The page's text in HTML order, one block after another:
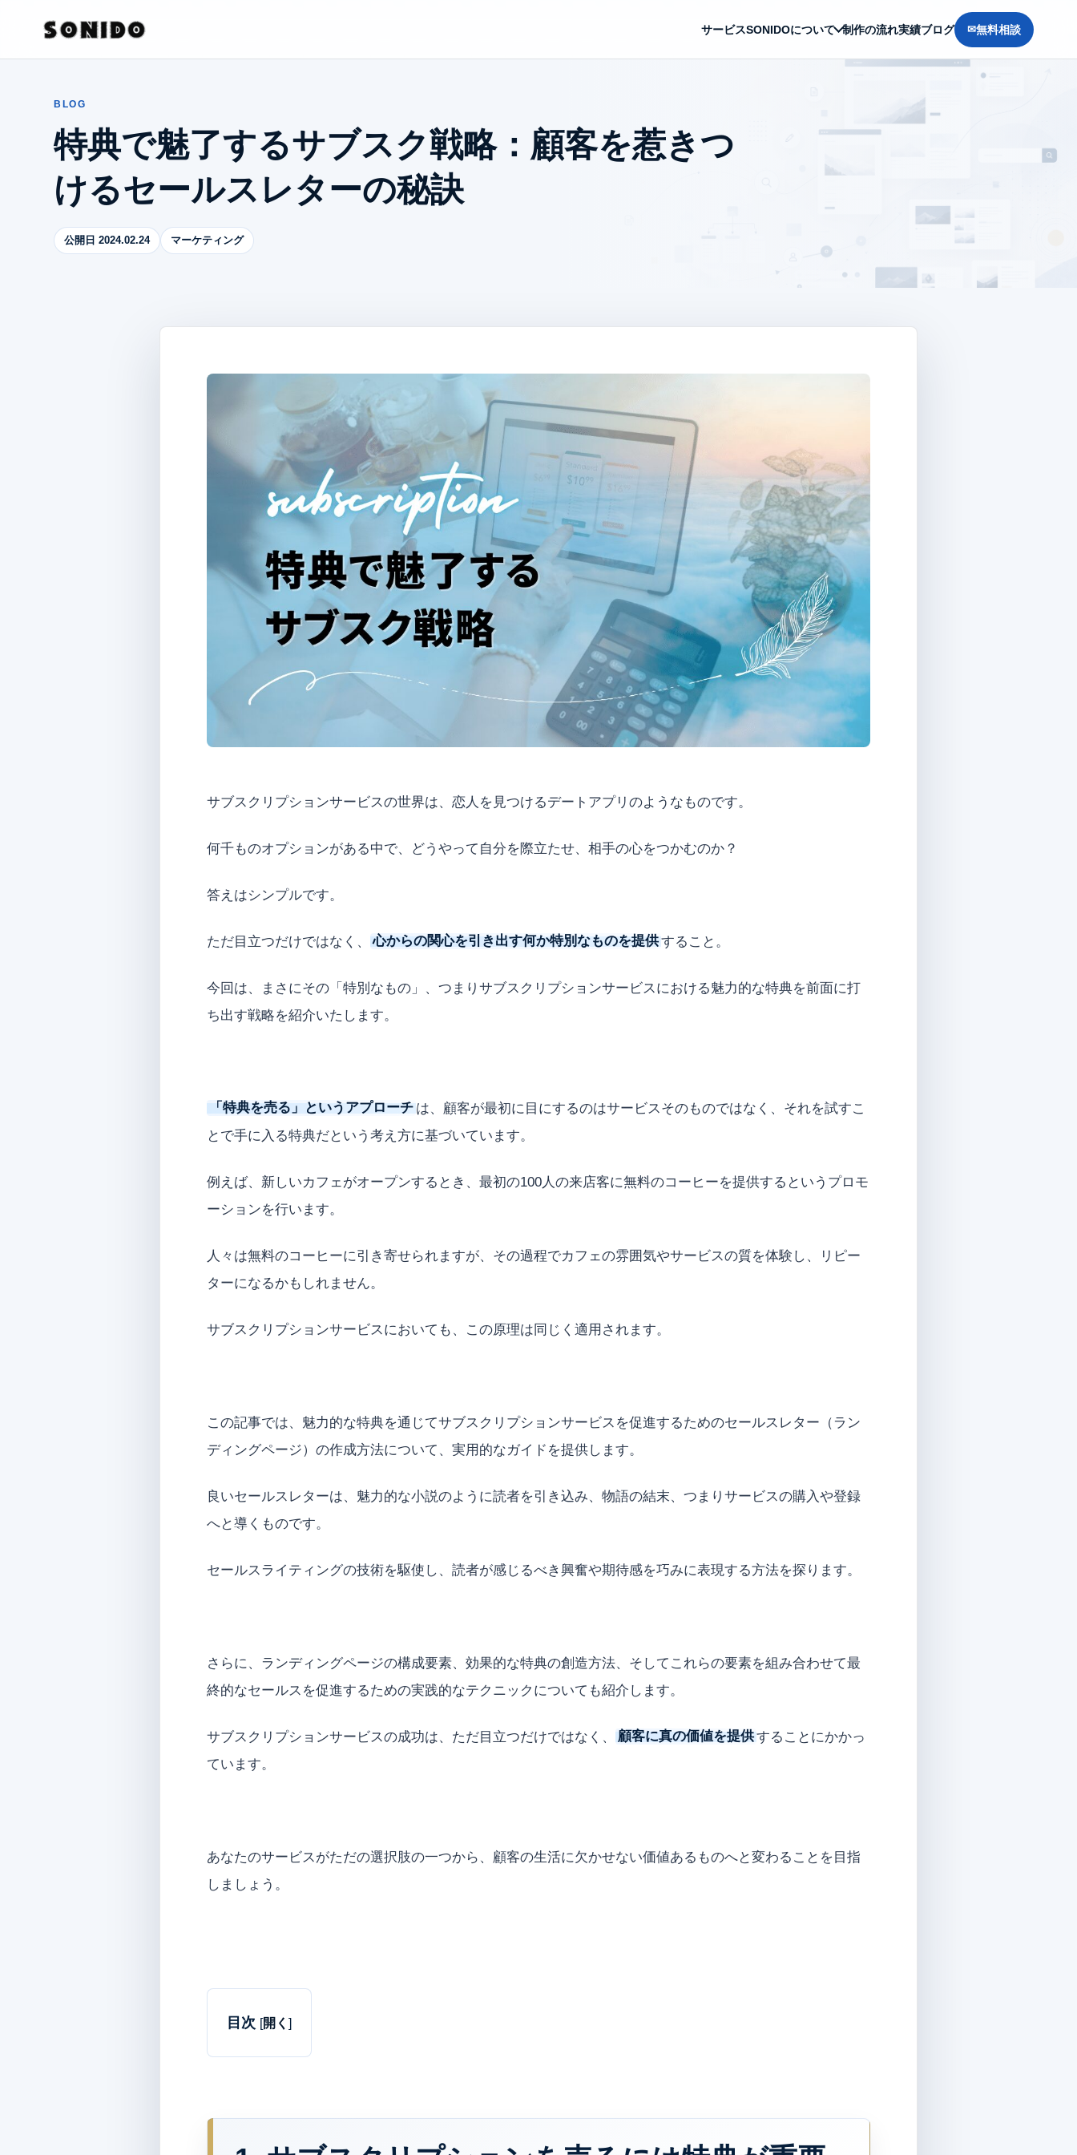
サービスSONIDOについて 制作の流れ実績ブログ 無料相談
BLOG
特典で魅了するサブスク戦略：顧客を惹きつ
けるセールスレターの秘訣
公開日 2024.02.24 マーケティング
サブスクリプションサービスの世界は、恋人を見つけるデートアプリのようなものです。
何千ものオプションがある中で、どうやって自分を際立たせ、相手の心をつかむのか？
答えはシンプルです。
ただ目立つだけではなく、 心からの関心を引き出す何か特別なものを提供すること。
今回は、まさにその「特別なもの」、つまりサブスクリプションサービスにおける魅力的な特典を前面に打
ち出す戦略を紹介いたします。
「特典を売る」というアプローチ は、顧客が最初に目にするのはサービスそのものではなく、それを試すこ
とで手に入る特典だという考え方に基づいています。
例えば、新しいカフェがオープンするとき、最初の100人の来店客に無料のコーヒーを提供するというプロモ
ーションを行います。
人々は無料のコーヒーに引き寄せられますが、その過程でカフェの雰囲気やサービスの質を体験し、リピー
ターになるかもしれません。
サブスクリプションサービスにおいても、この原理は同じく適用されます。
この記事では、魅力的な特典を通じてサブスクリプションサービスを促進するためのセールスレター（ラン
ディングページ）の作成方法について、実用的なガイドを提供します。
良いセールスレターは、魅力的な小説のように読者を引き込み、物語の結末、つまりサービスの購入や登録
へと導くものです。
セールスライティングの技術を駆使し、読者が感じるべき興奮や期待感を巧みに表現する方法を探ります。
さらに、ランディングページの構成要素、効果的な特典の創造方法、そしてこれらの要素を組み合わせて最
終的なセールスを促進するための実践的なテクニックについても紹介します。
サブスクリプションサービスの成功は、ただ目立つだけではなく、 顧客に真の価値を提供することにかかっ
ています。
あなたのサービスがただの選択肢の一つから、顧客の生活に欠かせない価値あるものへと変わることを目指
しましょう。
目次 [開く]